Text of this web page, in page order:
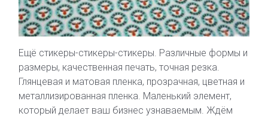
Ещё стикеры-стикеры-стикеры. Различные формы и
размеры, качественная печать, точная резка.
Глянцевая и матовая пленка, прозрачная, цветная и
металлизированная пленка. Маленький элемент,
который делает ваш бизнес узнаваемым. Ждём